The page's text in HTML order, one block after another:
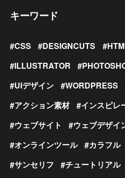
キーワード
CSS DESIGNCUTS
ILLUSTRATOR
UIデザイン
WORDPRESS
アクション素材
インスピレ
ウェブサイト
ウェブデザイ
オンラインツール
カラフル
サンセリフ
チュートリアル